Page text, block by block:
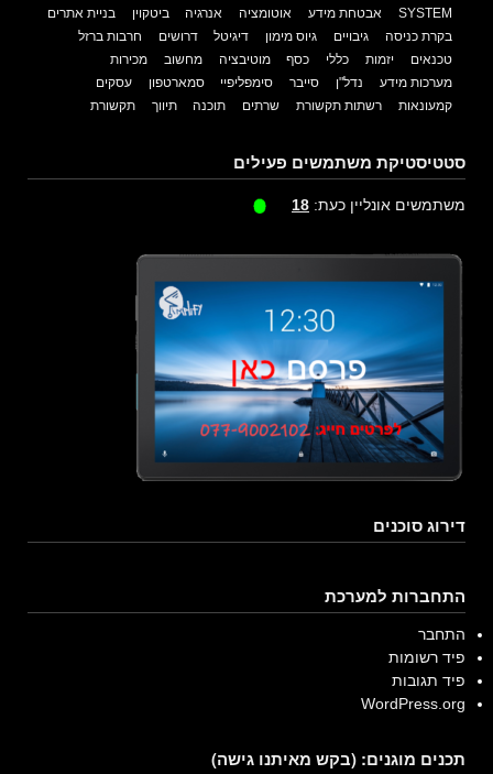
SYSTEM
אבטחת מידע אוטומציה אנרגיה ביטקוין
בניית אתרים
בקרת כניסה
גיבויים גיוס מימון דיגיטל דרושים
חרבות ברזל
טכנאים
יזמות כללי כסף מוטיבציה מחשוב
מכירות
מערכות מידע
נדל"ן סייבר סימפליפיי סמארטפון
עסקים
קמעונאות
רשתות תקשורת שרתים תוכנה תיווך תקשורת
סטטיסטיקת משתמשים פעילים
משתמשים אונליין כעת: 18
דירוג סוכנים
התחברות למערכת
התחבר
פיד רשומות
פיד תגובות
WordPress.org
תכנים מוגנים: (בקש מאיתנו גישה)